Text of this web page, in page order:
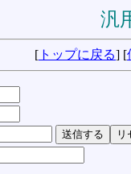
汎
[ トップに戻る] [